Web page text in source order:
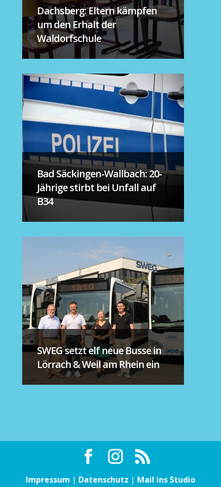
Dachsberg: Eltern kämpfen
um den Erhalt der
Waldorfschule
Bad Säckingen-Wallbach: 20-
Jährige stirbt bei Unfall auf
B34
SWEG setzt elf neue Busse in
Lörrach & Weil am Rhein ein
Impressum | Datenschutz | Mail ins Studio